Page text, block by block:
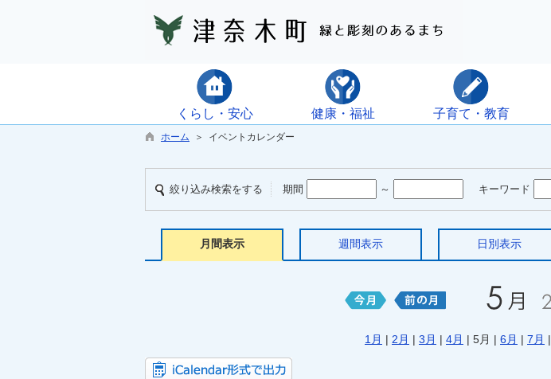
くらし・安心 健康・福祉 子育て・教育
ホーム ＞ イベントカレンダー
絞り込み検索をする 期間 ～ キーワード
月間表示 週間表示 日別表示
1月 | 2月 | 3月 | 4月 | 5月 | 6月 | 7月 |